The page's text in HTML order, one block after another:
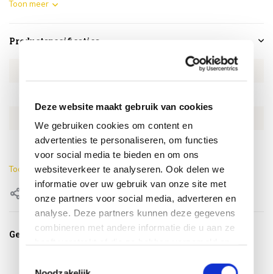
Deze website maakt gebruik van cookies
We gebruiken cookies om content en
advertenties te personaliseren, om functies
voor social media te bieden en om ons
websiteverkeer te analyseren. Ook delen we
informatie over uw gebruik van onze site met
onze partners voor social media, adverteren en
analyse. Deze partners kunnen deze gegevens
combineren met andere informatie die u aan ze
Toon meer
Productspecificaties
Kleur Terre
Toon meer
Gerelateerde producten